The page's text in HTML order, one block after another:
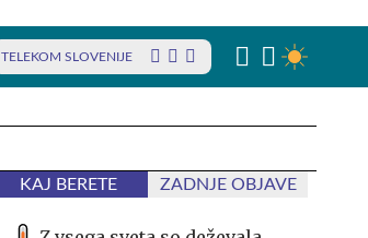
TELEKOM SLOVENIJE
KAJ BERETE ZADNJE OBJAVE